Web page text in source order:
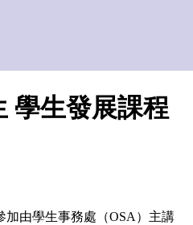
學生發展課程
加由學生事務處（OSA）主講